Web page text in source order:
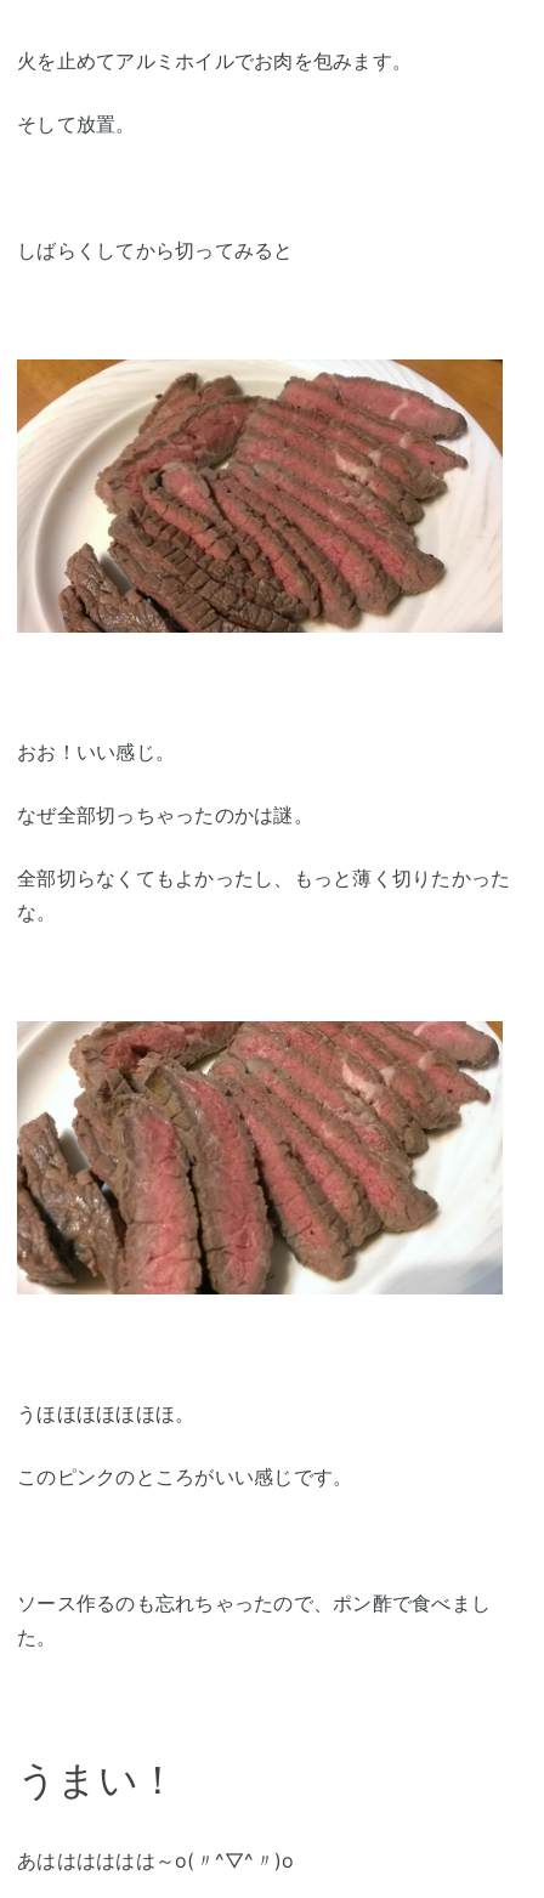
火を止めてアルミホイルでお肉を包みます。
そして放置。
しばらくしてから切ってみると
おお！いい感じ。
なぜ全部切っちゃったのかは謎。
全部切らなくてもよかったし、もっと薄く切りたかった
な。
うほほほほほほほ。
このピンクのところがいい感じです。
ソース作るのも忘れちゃったので、ポン酢で食べまし
た。
うまい！
あはははははは～o(〃^▽^〃)o